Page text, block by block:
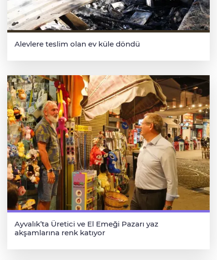
Alevlere teslim olan ev küle döndü
Ayvalık’ta Üretici ve El Emeği Pazarı yaz
akşamlarına renk katıyor